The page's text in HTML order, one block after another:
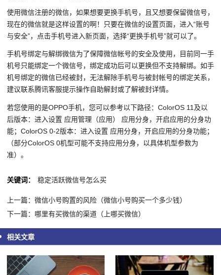
使用微信注册的微信，如果想要更换手机号，且又想要保留微信号，
现在的微信就是这样设置的啊！只要在微信的设置页面，进入“账号
与安全”，点击手机号进入新页面，选择“更换手机号”就可以了。
手机号绑定与解绑微信为了保障微信帐号的安全及使用，目前同一手
机号只能绑定一个微信号，绑定成功后可以更换但不支持解绑。如手
机号绑定的微信已经被封，无法解除手机号与被封帐号的绑定关系，
建议联系腾讯客服提示操作自助解封或了解被封详情。
若您使用的是OPPO手机，您可以参考以下路径：ColorOS 11及以
后版本：进入设置 应用管理（应用） 应用分身，开启应用的分身功
能；ColorOS 0-2版本：进入设置 应用分身，开启应用的分身功能；
（部分ColorOS 0机型可能不支持应用分身，以具体机型参数为
准）。
关键词： 稳定活跃微信号怎么买
上一篇：微信小号购置的风险（微信小号购买一个多少钱）
下一篇：哪里有买微信的渠道（上哪买微信）
相关文章